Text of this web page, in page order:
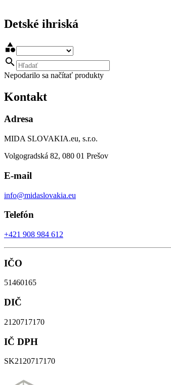
Detské ihriská


Nepodarilo sa načítať produkty
Kontakt
Adresa
MIDA SLOVAKIA.eu, s.r.o.
Volgogradská 82, 080 01 Prešov
E-mail
info@midaslovakia.eu
Telefón
+421 908 984 612
IČO
51460165
DIČ
2120717170
IČ DPH
SK2120717170